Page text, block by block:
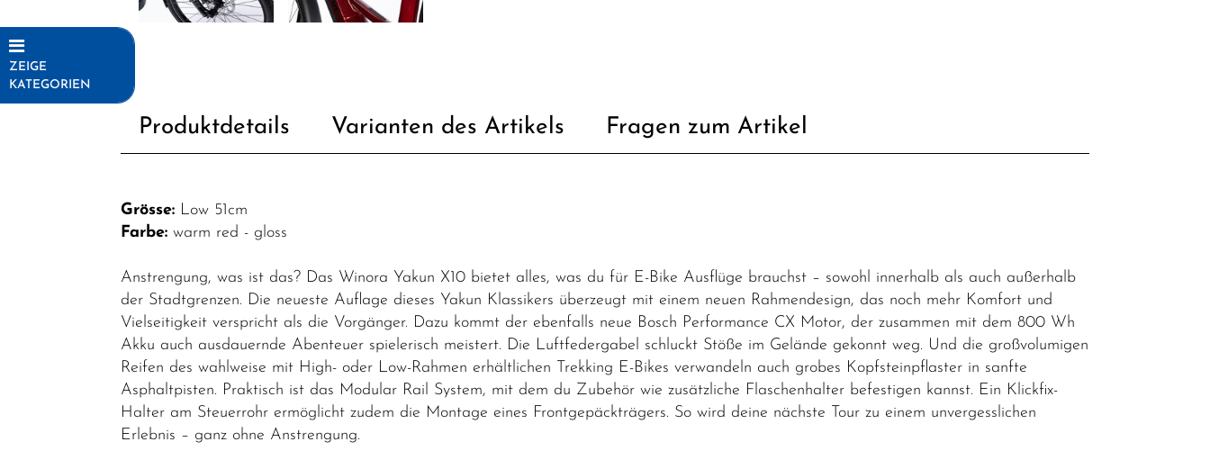
ZEIGE
KATEGORIEN
Elektrofahrräder
Produktdetails Varianten des Artikels Fragen zum Artikel
Grösse: Low 51cm
Farbe: warm red - gloss
Anstrengung, was ist das? Das Winora Yakun X10 bietet alles, was du für E-Bike Ausflüge brauchst – sowohl innerhalb als auch außerhalb
der Stadtgrenzen. Die neueste Auflage dieses Yakun Klassikers überzeugt mit einem neuen Rahmendesign, das noch mehr Komfort und
Vielseitigkeit verspricht als die Vorgänger. Dazu kommt der ebenfalls neue Bosch Performance CX Motor, der zusammen mit dem 800 Wh
Akku auch ausdauernde Abenteuer spielerisch meistert. Die Luftfedergabel schluckt Stöße im Gelände gekonnt weg. Und die großvolumigen
Reifen des wahlweise mit High- oder Low-Rahmen erhältlichen Trekking E-Bikes verwandeln auch grobes Kopfsteinpflaster in sanfte
Asphaltpisten. Praktisch ist das Modular Rail System, mit dem du Zubehör wie zusätzliche Flaschenhalter befestigen kannst. Ein Klickfix-
Halter am Steuerrohr ermöglicht zudem die Montage eines Frontgepäckträgers. So wird deine nächste Tour zu einem unvergesslichen
Erlebnis – ganz ohne Anstrengung.